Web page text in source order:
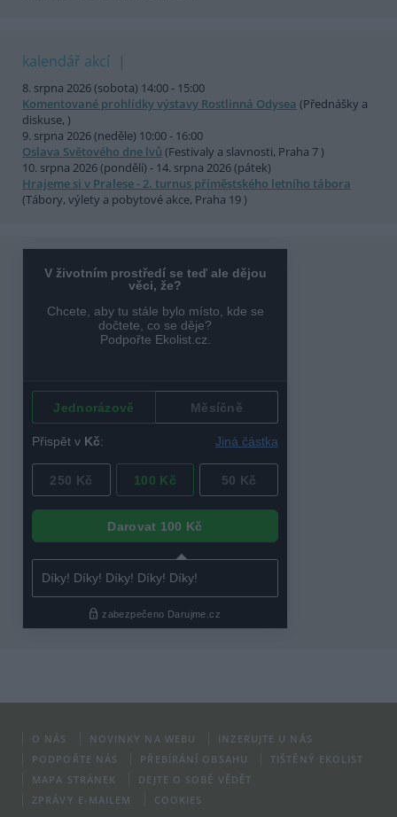
kalendář akcí
8. srpna 2026 (sobota) 14:00 - 15:00
Komentované prohlídky výstavy Rostlinná Odysea (Přednášky a
diskuse, )
9. srpna 2026 (neděle) 10:00 - 16:00
Oslava Světového dne lvů (Festivaly a slavnosti, Praha 7 )
10. srpna 2026 (pondělí) - 14. srpna 2026 (pátek)
Hrajeme si v Pralese - 2. turnus příměstského letního tábora
(Tábory, výlety a pobytové akce, Praha 19 )
O NÁS NOVINKY NA WEBU
INZERUJTE U NÁS
PODPOŘTE NÁS
PŘEBÍRÁNÍ OBSAHU
TIŠTĚNÝ EKOLIST
MAPA STRÁNEK
DEJTE O SOBĚ VĚDĚT
ZPRÁVY E-MAILEM
COOKIES